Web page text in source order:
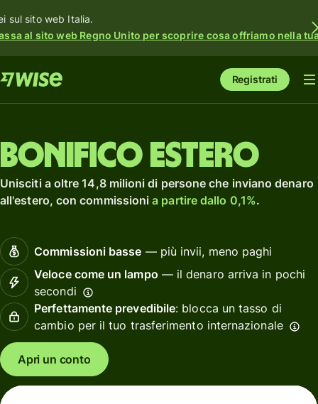
sul sito web Italia.
al sito web Regno Unito per scoprire cosa offriamo nella
Registrati
Bonifico estero
Unisciti a oltre 14,8 milioni di persone che inviano denaro
all'estero, con commissionia partire dallo 0,1%.
Commissioni basse — più invii, meno paghi
Veloce come un lampo — il denaro arriva in pochi
secondi
Perfettamente prevedibile: blocca un tasso di
cambio per il tuo trasferimento internazionale
Apri un conto